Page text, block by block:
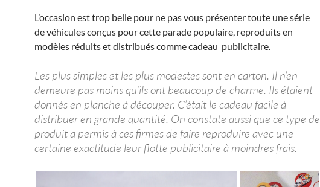
L’occasion est trop belle pour ne pas vous présenter toute une série
de véhicules conçus pour cette parade populaire, reproduits en
modèles réduits et distribués comme cadeau publicitaire.
Les plus simples et les plus modestes sont en carton. Il n’en
demeure pas moins qu’ils ont beaucoup de charme. Ils étaient
donnés en planche à découper. C’était le cadeau facile à
distribuer en grande quantité. On constate aussi que ce type de
produit a permis à ces firmes de faire reproduire avec une
certaine exactitude leur flotte publicitaire à moindres frais.